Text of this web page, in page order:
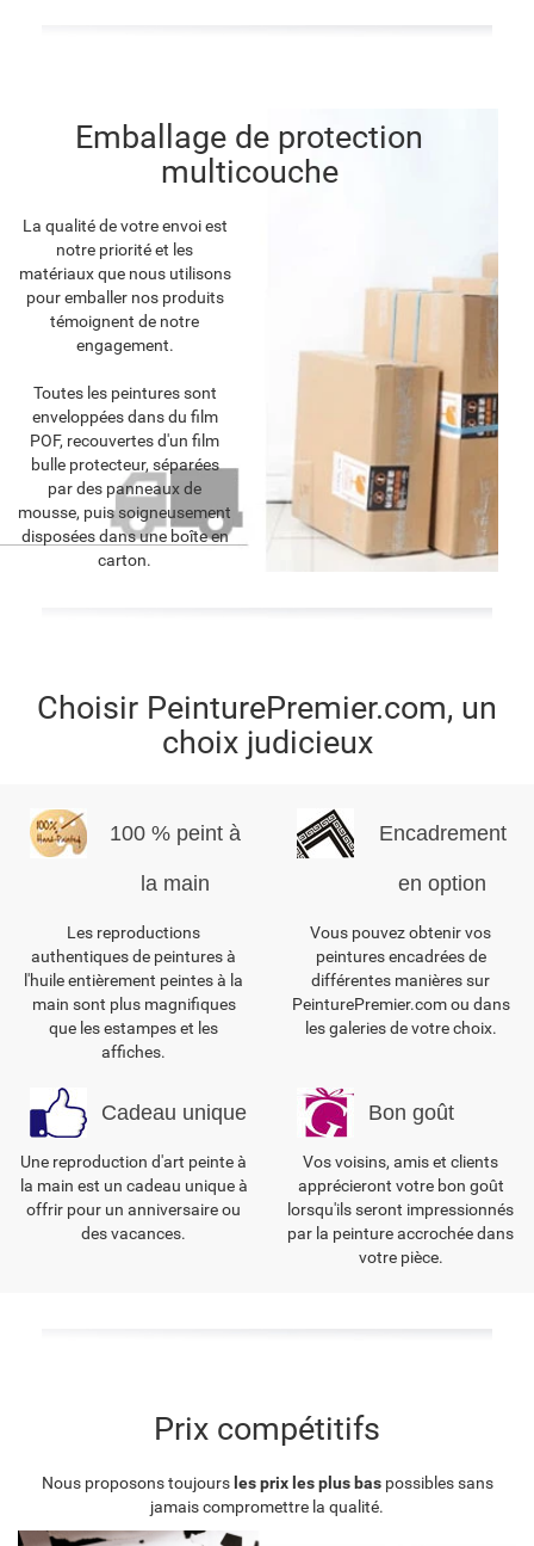
Emballage de protection
multicouche
La qualité de votre envoi est
notre priorité et les
matériaux que nous utilisons
pour emballer nos produits
témoignent de notre
engagement.
Toutes les peintures sont
enveloppées dans du film
POF, recouvertes d'un film
bulle protecteur, séparées
par des panneaux de
mousse, puis soigneusement
disposées dans une boîte en
carton.
Choisir PeinturePremier.com, un
choix judicieux
100 % peint à
la main
Les reproductions
authentiques de peintures à
l'huile entièrement peintes à la
main sont plus magnifiques
que les estampes et les
affiches.
Encadrement
en option
Vous pouvez obtenir vos
peintures encadrées de
différentes manières sur
PeinturePremier.com ou dans
les galeries de votre choix.
Cadeau unique
Une reproduction d'art peinte à
la main est un cadeau unique à
offrir pour un anniversaire ou
des vacances.
Bon goût
Vos voisins, amis et clients
apprécieront votre bon goût
lorsqu'ils seront impressionnés
par la peinture accrochée dans
votre pièce.
Prix compétitifs
Nous proposons toujoursles prix les plus baspossibles sans
jamais compromettre la qualité.